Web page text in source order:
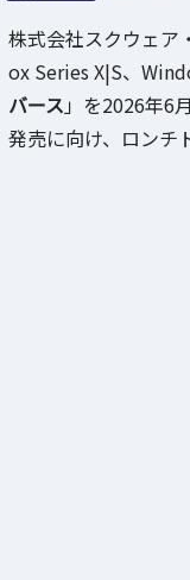
株式会社スクウェ
ox Series X|S、
バース 」を2026年6
発売に向け、ロンチ